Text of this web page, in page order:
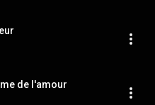
de l'amour